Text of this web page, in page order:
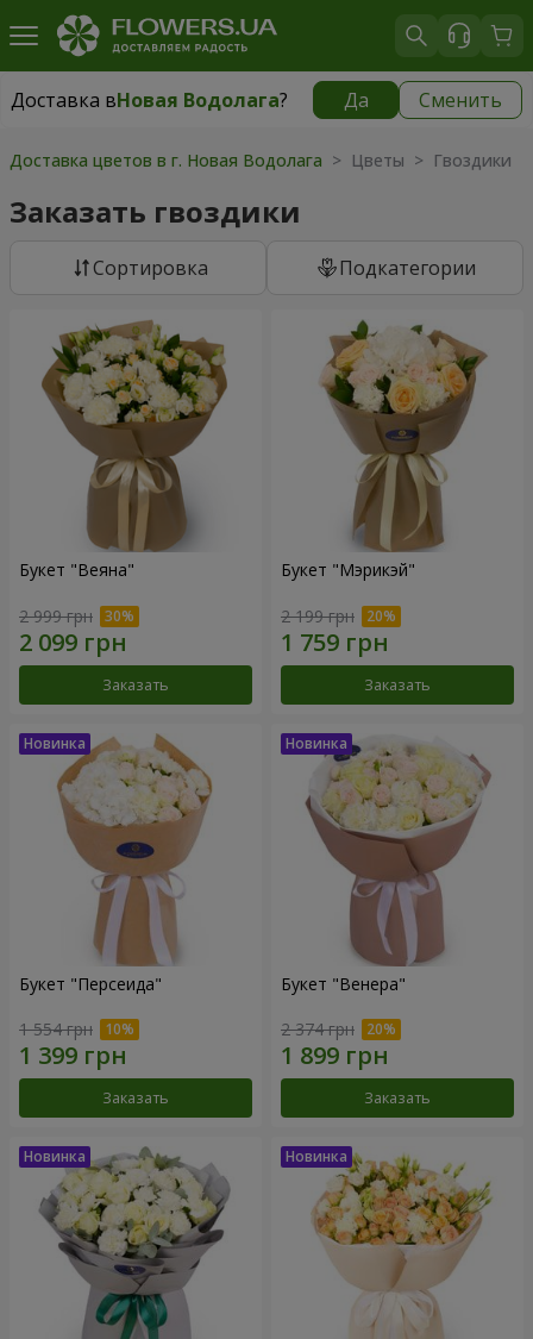
Доставка вНовая Водолага? Да Сменить
Доставка вНовая Водолага|754 грн
Доставка цветов в г. Новая Водолага > Цветы > Гвоздики
Заказать гвоздики
Cортировка Подкатегории
Букет "Веяна"
2 999 грн
Заказать
Букет "Мэрикэй"
2 199 грн
Заказать
Букет "Персеида"
1 554 грн
Заказать
Букет "Венера"
2 374 грн
Заказать